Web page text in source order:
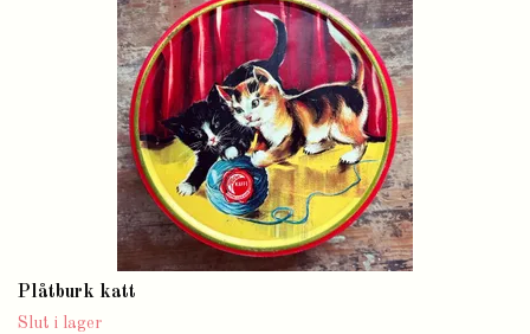
Plåtburk katt
Slut i lager